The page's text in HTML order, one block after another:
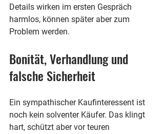
Details wirken im ersten Gespräch
harmlos, können später aber zum
Problem werden.
Bonität, Verhandlung und
falsche Sicherheit
Ein sympathischer Kaufinteressent ist
noch kein solventer Käufer. Das klingt
hart, schützt aber vor teuren